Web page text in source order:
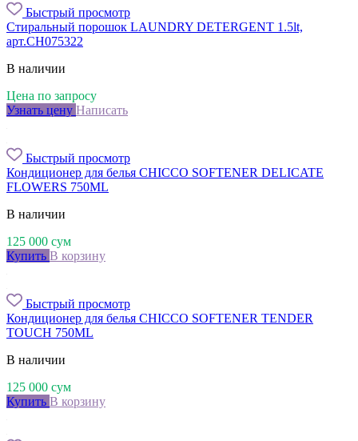
Быстрый просмотр
Стиральный порошок LAUNDRY DETERGENT 1.5lt,
арт.CH075322
В наличии
Цена по запросу
Узнать цену Написать
Быстрый просмотр
Кондиционер для белья CHICCO SOFTENER DELICATE
FLOWERS 750ML
В наличии
125 000 сум
Купить В корзину
Быстрый просмотр
Кондиционер для белья CHICCO SOFTENER TENDER
TOUСH 750ML
В наличии
125 000 сум
Купить В корзину